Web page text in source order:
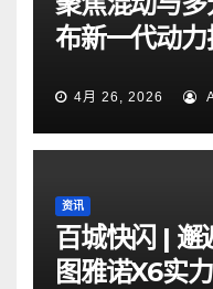
布新一代动
4月 26, 2026
资讯
百城快闪 | 邂
图雅诺X6实